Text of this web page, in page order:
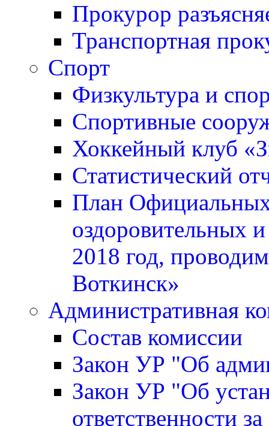
Прокурор
Транспортная
Спорт
Физкультура и
Спортивные
Хоккейный клуб
Статистический
План
оздоровительных
2018 год,
Воткинск»
Административная
Состав комиссии
Закон УР "Об
Закон УР "Об
ответственности